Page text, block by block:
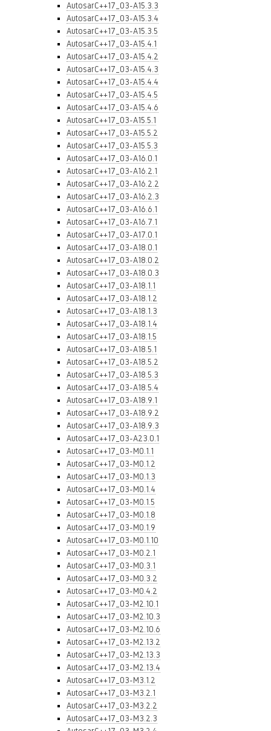
AutosarC++17_03-A15.3.3
AutosarC++17_03-A15.3.4
AutosarC++17_03-A15.3.5
AutosarC++17_03-A15.4.1
AutosarC++17_03-A15.4.2
AutosarC++17_03-A15.4.3
AutosarC++17_03-A15.4.4
AutosarC++17_03-A15.4.5
AutosarC++17_03-A15.4.6
AutosarC++17_03-A15.5.1
AutosarC++17_03-A15.5.2
AutosarC++17_03-A15.5.3
AutosarC++17_03-A16.0.1
AutosarC++17_03-A16.2.1
AutosarC++17_03-A16.2.2
AutosarC++17_03-A16.2.3
AutosarC++17_03-A16.6.1
AutosarC++17_03-A16.7.1
AutosarC++17_03-A17.0.1
AutosarC++17_03-A18.0.1
AutosarC++17_03-A18.0.2
AutosarC++17_03-A18.0.3
AutosarC++17_03-A18.1.1
AutosarC++17_03-A18.1.2
AutosarC++17_03-A18.1.3
AutosarC++17_03-A18.1.4
AutosarC++17_03-A18.1.5
AutosarC++17_03-A18.5.1
AutosarC++17_03-A18.5.2
AutosarC++17_03-A18.5.3
AutosarC++17_03-A18.5.4
AutosarC++17_03-A18.9.1
AutosarC++17_03-A18.9.2
AutosarC++17_03-A18.9.3
AutosarC++17_03-A23.0.1
AutosarC++17_03-M0.1.1
AutosarC++17_03-M0.1.2
AutosarC++17_03-M0.1.3
AutosarC++17_03-M0.1.4
AutosarC++17_03-M0.1.5
AutosarC++17_03-M0.1.8
AutosarC++17_03-M0.1.9
AutosarC++17_03-M0.1.10
AutosarC++17_03-M0.2.1
AutosarC++17_03-M0.3.1
AutosarC++17_03-M0.3.2
AutosarC++17_03-M0.4.2
AutosarC++17_03-M2.10.1
AutosarC++17_03-M2.10.3
AutosarC++17_03-M2.10.6
AutosarC++17_03-M2.13.2
AutosarC++17_03-M2.13.3
AutosarC++17_03-M2.13.4
AutosarC++17_03-M3.1.2
AutosarC++17_03-M3.2.1
AutosarC++17_03-M3.2.2
AutosarC++17_03-M3.2.3